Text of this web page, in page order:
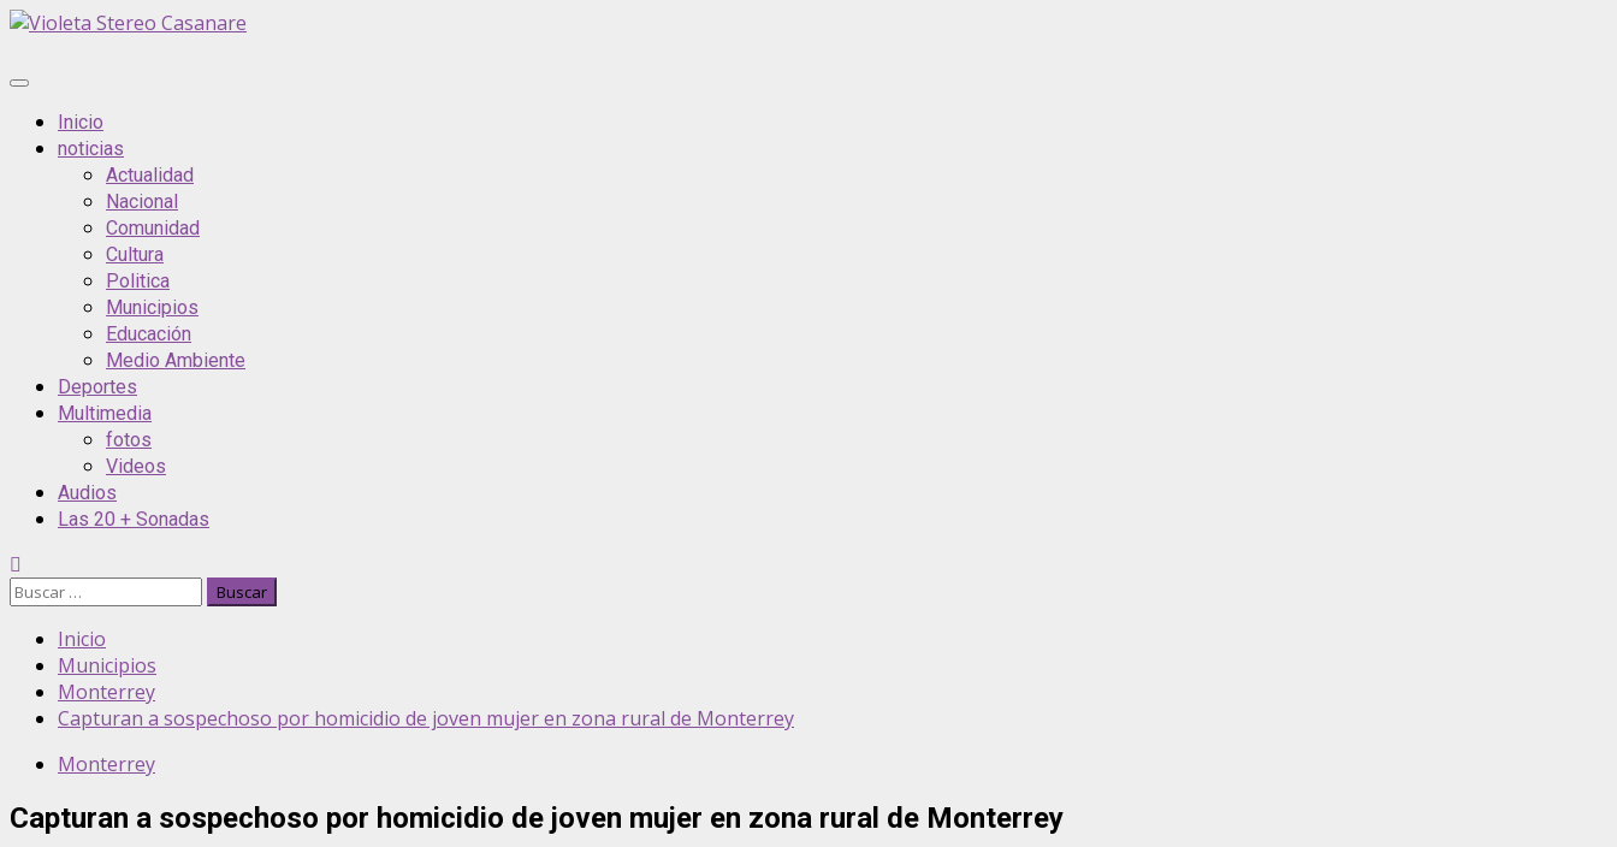
Saltar
contenido
Menú
principalInicio
noticias
Actualidad
Nacional
Comunidad
Cultura
Politica
Municipios
Educación
Medio Ambiente
Deportes
Multimedia
fotos
Videos
Audios
Las 20 + Sonadas
Buscar:
Inicio
Municipios
Monterrey
Capturan a sospechoso por homicidio de joven mujer en zona rural de Monterrey
Monterrey
Capturan a sospechoso por homicidio de joven mujer en zona rural de Monterrey